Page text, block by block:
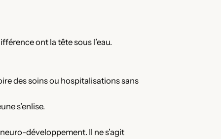
ont la tête sous l’eau.
des soins ou hospitalisations sans
s’enlise.
développement. Il ne s’agit